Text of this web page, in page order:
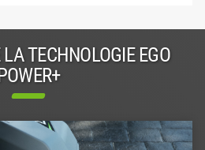
TECHNOLOGIE EGO